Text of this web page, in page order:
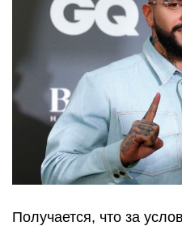
Получается, что за